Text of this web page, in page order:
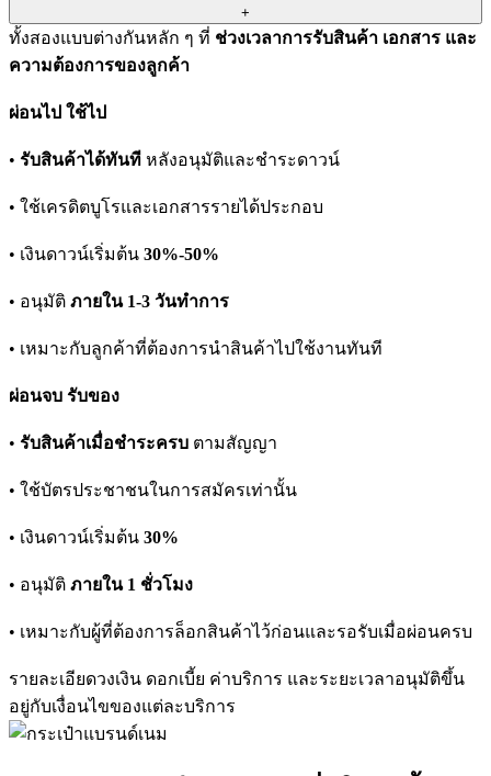
+
ทั้งสองแบบต่างกันหลัก ๆ ที่ ช่วงเวลาการรับสินค้า เอกสาร และ
ความต้องการของลูกค้า
ผ่อนไป ใช้ไป
• รับสินค้าได้ทันที หลังอนุมัติและชำระดาวน์
• ใช้เครดิตบูโรและเอกสารรายได้ประกอบ
• เงินดาวน์เริ่มต้น 30%-50%
• อนุมัติ ภายใน 1-3 วันทำการ
• เหมาะกับลูกค้าที่ต้องการนำสินค้าไปใช้งานทันที
ผ่อนจบ รับของ
• รับสินค้าเมื่อชำระครบ ตามสัญญา
• ใช้บัตรประชาชนในการสมัครเท่านั้น
• เงินดาวน์เริ่มต้น 30%
• อนุมัติ ภายใน 1 ชั่วโมง
• เหมาะกับผู้ที่ต้องการล็อกสินค้าไว้ก่อนและรอรับเมื่อผ่อนครบ
รายละเอียดวงเงิน ดอกเบี้ย ค่าบริการ และระยะเวลาอนุมัติขึ้น
อยู่กับเงื่อนไขของแต่ละบริการ